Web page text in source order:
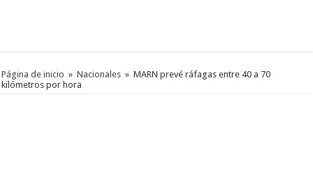
Página de inicio » Nacionales » MARN prevé ráfagas entre 40 a 70
kilómetros por hora